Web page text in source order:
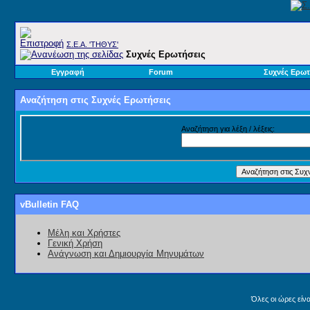
Σ.E.A. 'ΤΗΘΥΣ'
Συχνές Ερωτήσεις
Εγγραφή Forum Συχνές
Αναζήτηση στις Συχνές Ερωτήσεις
Αναζήτηση για λέξη / λέξεις:
vBulletin FAQ
Μέλη και Χρήστες
Γενική Χρήση
Ανάγνωση και Δημιουργία Μηνυμάτων
Όλες οι ώρες